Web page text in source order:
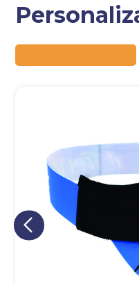
Eu concordo
A nossa empresa está
sua privacidade,
de marketing. Você
qualquer momento.